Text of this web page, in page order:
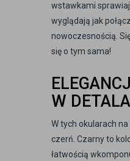
wstawkami
wyglądają jak
nowoczesnością.
się o tym sama!
W
W tych okularach
czerń. Czarny to
łatwością